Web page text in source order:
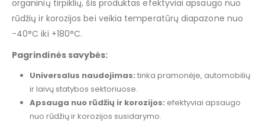
organinių tirpiklių, šis produktas efektyviai apsaugo nuo
rūdžių ir korozijos bei veikia temperatūrų diapazone nuo
-40°C iki +180°C.
Pagrindinės savybės:
Universalus naudojimas: tinka pramonėje, automobilių
ir laivų statybos sektoriuose.
Apsauga nuo rūdžių ir korozijos: efektyviai apsaugo
nuo rūdžių ir korozijos susidarymo.